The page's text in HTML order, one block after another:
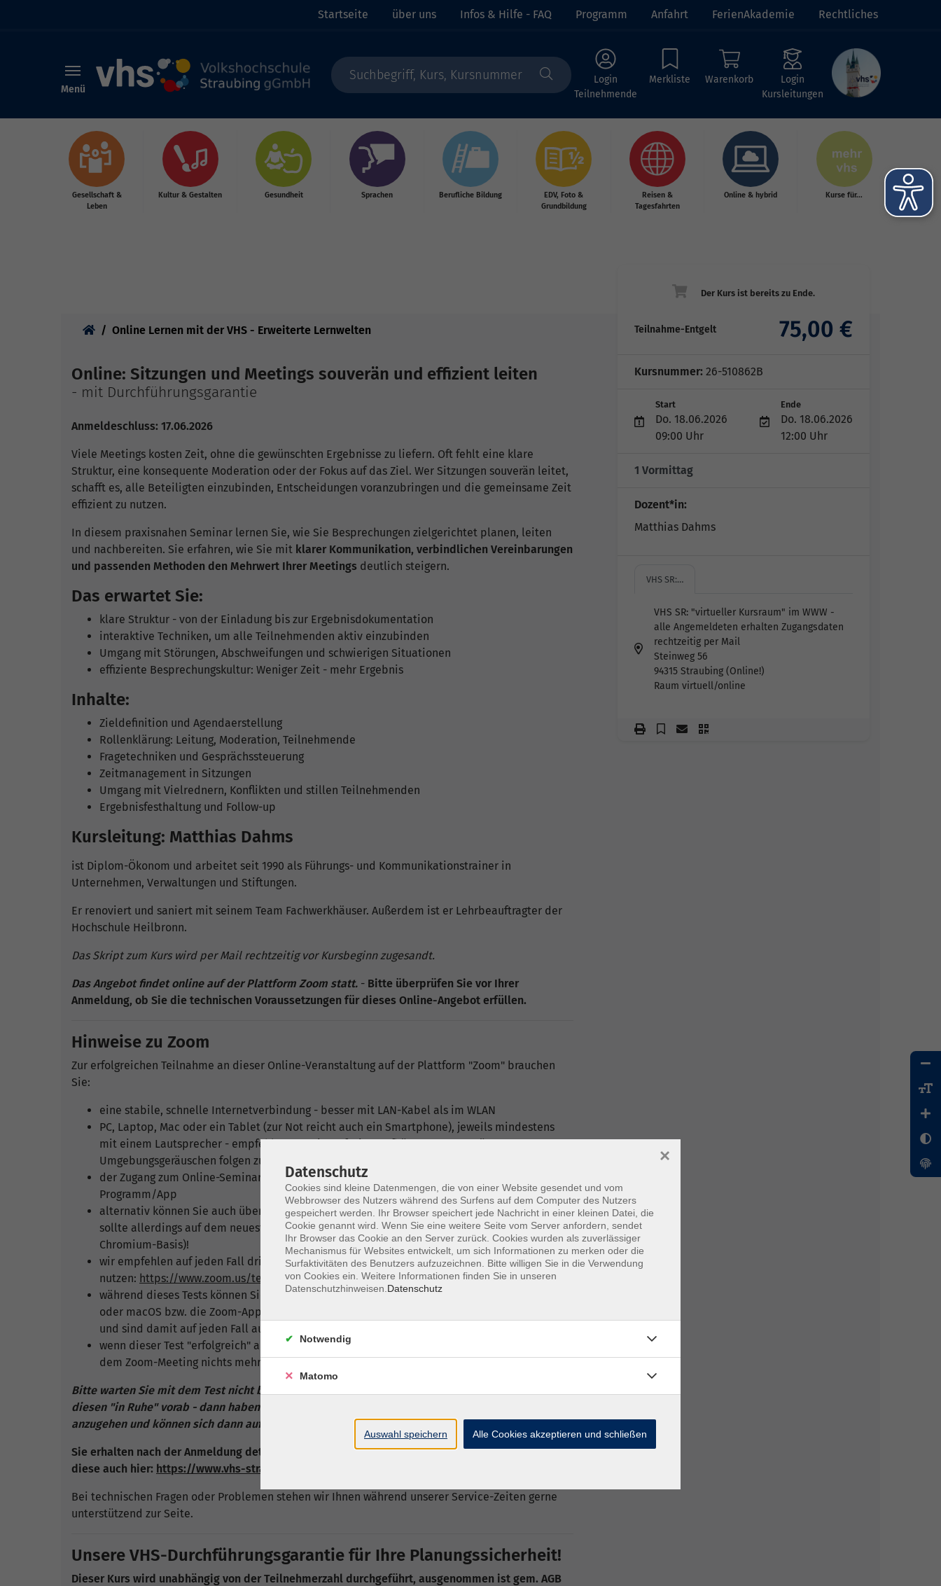
Startseite über uns Infos & Hilfe - FAQ Programm Anfahrt FerienAkademie Rechtliches
Menü
Login
Teilnehmende
Merkliste Warenkorb
Login
Kursleitungen
Gesellschaft &
Leben
Kultur & Gestalten Gesundheit Sprachen Berufliche Bildung
EDV, Foto &
Grundbildung
Reisen &
Tagesfahrten
Online & hybrid Kurse für...
Online Lernen mit der VHS - Erweiterte Lernwelten
Online: Sitzungen und Meetings souverän und effizient leiten
- mit Durchführungsgarantie
Anmeldeschluss: 17.06.2026
Viele Meetings kosten Zeit, ohne die gewünschten Ergebnisse zu liefern. Oft fehlt eine klare
Struktur, eine konsequente Moderation oder der Fokus auf das Ziel. Wer Sitzungen souverän leitet,
schafft es, alle Beteiligten einzubinden, Entscheidungen voranzubringen und die gemeinsame Zeit
effizient zu nutzen.
In diesem praxisnahen Seminar lernen Sie, wie Sie Besprechungen zielgerichtet planen, leiten
und nachbereiten. Sie erfahren, wie Sie mit klarer Kommunikation, verbindlichen Vereinbarungen
und passenden Methoden den Mehrwert Ihrer Meetings deutlich steigern.
Das erwartet Sie:
klare Struktur - von der Einladung bis zur Ergebnisdokumentation
interaktive Techniken, um alle Teilnehmenden aktiv einzubinden
Umgang mit Störungen, Abschweifungen und schwierigen Situationen
effiziente Besprechungskultur: Weniger Zeit - mehr Ergebnis
Inhalte:
Zieldefinition und Agendaerstellung
Rollenklärung: Leitung, Moderation, Teilnehmende
Fragetechniken und Gesprächssteuerung
Zeitmanagement in Sitzungen
Umgang mit Vielrednern, Konflikten und stillen Teilnehmenden
Ergebnisfesthaltung und Follow-up
Kursleitung: Matthias Dahms
ist Diplom-Ökonom und arbeitet seit 1990 als Führungs- und Kommunikationstrainer in
Unternehmen, Verwaltungen und Stiftungen.
Er renoviert und saniert mit seinem Team Fachwerkhäuser. Außerdem ist er Lehrbeauftragter der
Hochschule Heilbronn.
Das Skript zum Kurs wird per Mail rechtzeitig vor Kursbeginn zugesandt.
Das Angebot findet online auf der Plattform Zoom statt. - Bitte überprüfen Sie vor Ihrer
Anmeldung, ob Sie die technischen Voraussetzungen für dieses Online-Angebot erfüllen.
Hinweise zu Zoom
Zur erfolgreichen Teilnahme an dieser Online-Veranstaltung auf der Plattform "Zoom" brauchen
Sie:
eine stabile, schnelle Internetverbindung - besser mit LAN-Kabel als im WLAN
PC, Laptop, Mac oder ein Tablet (zur Not reicht auch ein Smartphone), jeweils mindestens
mit einem Lautsprecher - empfehlenswert ist ggf. ein Kopfhörer, um ungestört von
Umgebungsgeräuschen folgen zu können (Mikrofon und Webcam sind nicht erforderlich)
der Zugang zum Online-Seminar/Webinar/Live-Stream/Meeting erfolgt über ein kleines
Programm/App
alternativ können Sie auch über den Browser beitreten (keine Installation notwendig - dieser
sollte allerdings auf dem neuesten Stand sein: Firefox, Chrome oder der neue Edge auf
Chromium-Basis)!
wir empfehlen auf jeden Fall dringend, im Vorfeld diesen kurzen Selbst-Test von Zoom zu
nutzen: https://www.zoom.us/test
während dieses Tests können Sie auf Wunsch auch gleich das Zoom-Programm für Windows
oder macOS bzw. die Zoom-App für Ihr mobiles Gerät (Tablet oder Smartphone) installieren
und sind damit auf jeden Fall auf der "sicheren Seite".
wenn dieser Test "erfolgreich" abgeschlossen wurde, sollte einer erfolgreichen Teilnahme an
dem Zoom-Meeting nichts mehr im Wege stehen!
Bitte warten Sie mit dem Test nicht bis kurz vor Beginn der Veranstaltung, sondern machen
diesen "in Ruhe" vorab - dann haben Sie ggf. noch ausreichend Zeit, die Problemlösung
anzugehen und können sich dann auf unsere Online-Veranstaltung freuen...
Sie erhalten nach der Anmeldung detaillierte Anleitungen für die Nutzung von Zoom - bzw. finden
diese auch hier: https://www.vhs-straubing.de/zoom
Bei technischen Fragen oder Problemen stehen wir Ihnen während unserer Service-Zeiten gerne
unterstützend zur Seite.
Unsere VHS-Durchführungsgarantie für Ihre Planungssicherheit!
Dieser Kurs wird unabhängig von der Teilnehmerzahl durchgeführt, ausgenommen ist gem. AGB
Teilnahme-Entgelt 75,00 €
Kursnummer: 26-510862B
Start
Do. 18.06.2026
09:00 Uhr
Ende
Do. 18.06.2026
12:00 Uhr
1 Vormittag
Dozent*in:
Matthias Dahms
VHS SR:…
VHS SR: "virtueller Kursraum" im WWW -
alle Angemeldeten erhalten Zugangsdaten
rechtzeitig per Mail
Steinweg 56
94315 Straubing (Online!)
Raum virtuell/online
Datenschutz
Cookies sind kleine Datenmengen, die von einer Website gesendet und vom
Webbrowser des Nutzers während des Surfens auf dem Computer des Nutzers
gespeichert werden. Ihr Browser speichert jede Nachricht in einer kleinen Datei, die
Cookie genannt wird. Wenn Sie eine weitere Seite vom Server anfordern, sendet
Ihr Browser das Cookie an den Server zurück. Cookies wurden als zuverlässiger
Mechanismus für Websites entwickelt, um sich Informationen zu merken oder die
Surfaktivitäten des Benutzers aufzuzeichnen. Bitte willigen Sie in die Verwendung
von Cookies ein. Weitere Informationen finden Sie in unseren
Datenschutzhinweisen. Datenschutz
×
Notwendig
Matomo
Auswahl speichern Alle Cookies akzeptieren und schließen